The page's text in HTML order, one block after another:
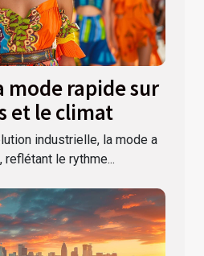
mode rapide sur
et le climat
industrielle, la mode a
le rythme...